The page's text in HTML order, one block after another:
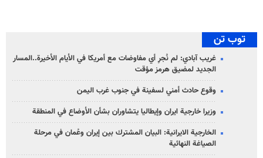
توب تن
غريب آبادي: لم نُجرِ أي مفاوضات مع أمريكا في الأيام الأخيرة..المسار
الجديد لمضيق هرمز مؤقت
وقوع حادث أمني لسفينة في جنوب غرب اليمن
وزيرا خارجية ايران وإيطاليا يتشاوران بشأن الأوضاع في المنطقة
الخارجية الايرانية: البيان المشترك بين إيران وعُمان في مرحلة
الصياغة النهائية